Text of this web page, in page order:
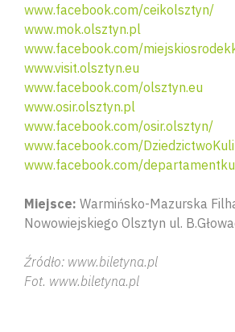
www.facebook.com/ceikolsztyn/
www.mok.olsztyn.pl
www.facebook.com/
www.visit.olsztyn.eu
www.facebook.com/olsztyn.eu
www.osir.olsztyn.pl
www.facebook.com/osir.olsztyn/
www.facebook.com/
www.facebook.com/
Miejsce: Warmińsko-Mazurska
Nowowiejskiego Olsztyn ul.
Źródło: www.biletyna.pl
Fot. www.biletyna.pl